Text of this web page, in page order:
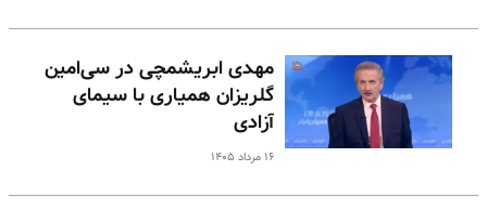
مهدی ابریشمچی در سی‌امین
گلریزان همیاری با سیمای
آزادی
۱۶ مرداد ۱۴۰۵